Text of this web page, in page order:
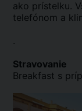
ako prístelku.
telefónom a
.
Stravovanie
Breakfast s